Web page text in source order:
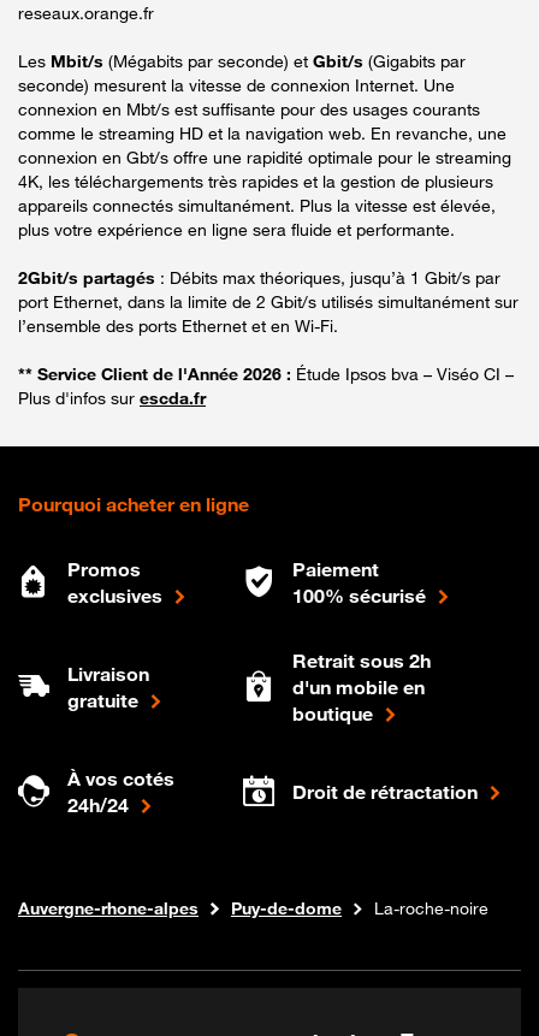
reseaux.orange.fr
Les Mbit/s (Mégabits par seconde) et Gbit/s (Gigabits par
seconde) mesurent la vitesse de connexion Internet. Une
connexion en Mbt/s est suffisante pour des usages courants
comme le streaming HD et la navigation web. En revanche, une
connexion en Gbt/s offre une rapidité optimale pour le streaming
4K, les téléchargements très rapides et la gestion de plusieurs
appareils connectés simultanément. Plus la vitesse est élevée,
plus votre expérience en ligne sera fluide et performante.
2Gbit/s partagés : Débits max théoriques, jusqu’à 1 Gbit/s par
port Ethernet, dans la limite de 2 Gbit/s utilisés simultanément sur
l’ensemble des ports Ethernet et en Wi-Fi.
** Service Client de l'Année 2026 : Étude Ipsos bva – Viséo CI –
Plus d'infos sur escda.fr
Pourquoi acheter en ligne
Promos
exclusives
Paiement
100% sécurisé
Livraison
gratuite
Retrait sous 2h
d'un mobile en
boutique
À vos cotés
24h/24
Droit de rétractation
Boutique Orange
Internet fibre
Auvergne-rhone-alpes Puy-de-dome La-roche-noire